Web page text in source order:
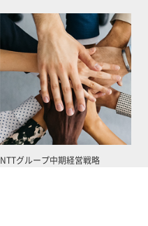
NTTグループ中期経営戦略